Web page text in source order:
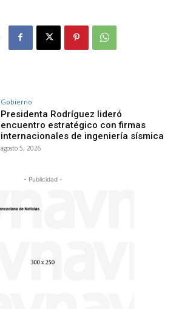
Gobierno
Presidenta Rodríguez lideró
encuentro estratégico con firmas
internacionales de ingeniería sísmica
agosto 5, 2026
- Publicidad -